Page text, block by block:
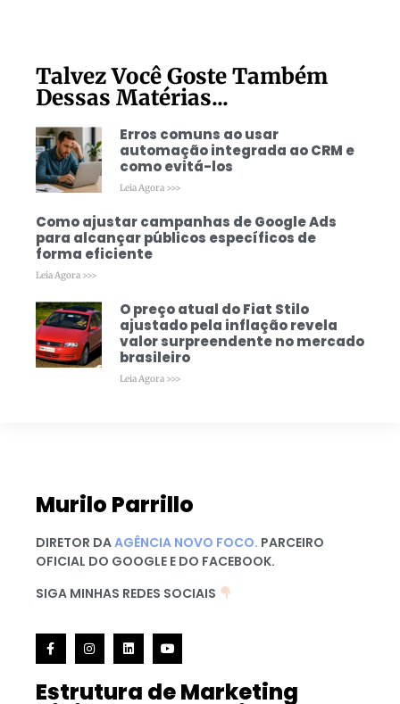
Talvez Você Goste Também
Dessas Matérias...
Erros comuns ao usar
automação integrada ao CRM e
como evitá-los
Leia Agora >>>
Como ajustar campanhas de Google Ads
para alcançar públicos específicos de
forma eficiente
Leia Agora >>>
O preço atual do Fiat Stilo
ajustado pela inflação revela
valor surpreendente no mercado
brasileiro
Leia Agora >>>
Murilo Parrillo
DIRETOR DAAGÊNCIA NOVO FOCO. PARCEIRO
OFICIAL DO GOOGLE E DO FACEBOOK.
SIGA MINHAS REDES SOCIAIS
Estrutura de Marketing